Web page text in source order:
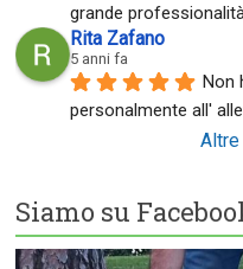
grande
Rita Zafano
5 anni fa
Non
personalmente all'
Siamo su